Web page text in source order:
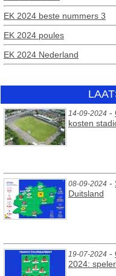
EK 2024 beste nummers 3
EK 2024 poules
EK 2024 Nederland
14-09-2024 -
kosten
08-09-2024 -
Duitsland
19-07-2024 -
2024: